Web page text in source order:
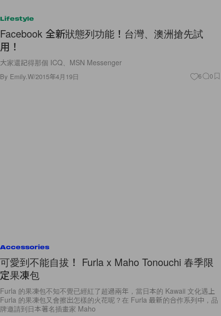
Lifestyle
Facebook 全新狀態列功能！台灣、澳洲搶先試
用！
大家還記得那個 ICQ、MSN Messenger
By Emily.W/2015年4月19日 6 0
Accessories
可愛到不能自拔！ Furla x Maho Tonouchi 春季限
定果凍包
Furla 的果凍包不知不覺已經紅了超過兩年，當日本的 Kawaii 文化遇上
Furla 的果凍包又會擦出怎樣的火花呢？在 Furla 最新的合作系列中，品
牌邀請到日本著名插畫家 Maho